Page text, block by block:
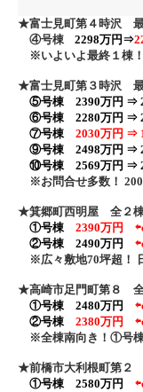
★富士見町第４時沢 最
④号棟
2298万円⇒
※いよいよ最終１棟！
★富士見町第３時沢 最
⑤号棟 2390万円 ⇒
⑥号棟 2280万円 ⇒
⑦号棟
2030万円 ⇒
⑨号棟 2498万円 ⇒
⑩号棟 2569万円 ⇒
※お問合せ多数！
★箕郷町西明屋 全２棟
①号棟
2390万円
②号棟 2490万円
※広々敷地70坪超！
★高崎市足門町第８ 全
①号棟 2480万円
②号棟
2380万円
※全棟南向き！①号棟
★前橋市大利根町第２
①号棟 2580万円